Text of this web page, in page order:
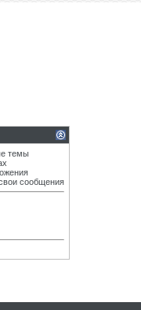
темы
сообщения